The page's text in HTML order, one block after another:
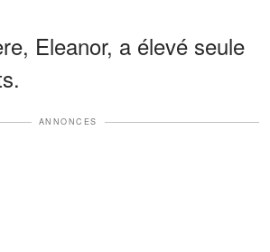
Eleanor, a élevé seule
ANNONCES